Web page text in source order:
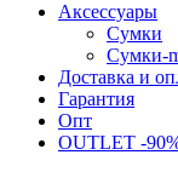
Аксессуары
Сумки
Сумки-
Доставка и
Гарантия
Опт
OUTLET -